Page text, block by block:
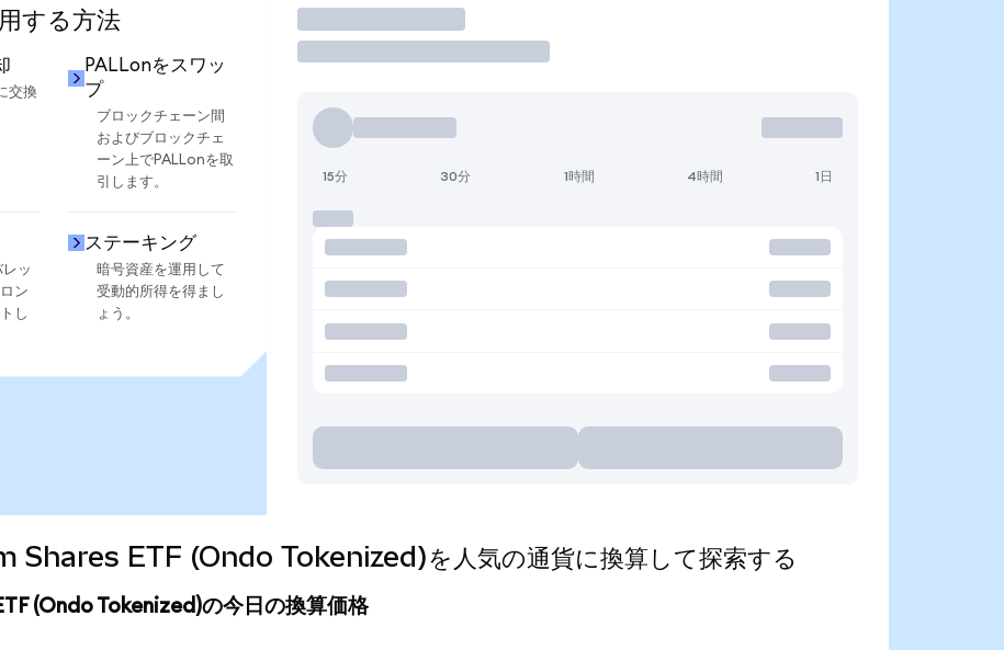
する方法
交換
PALLonをスワッ
プ
ブロックチェーン間
およびブロックチェ
ーン上でPALLonを取
引します。
ッ
ン
し
ステーキング
暗号資産を運用して
受動的所得を得まし
ょう。
取引
15分 30分 1時間 4時間 1日
ETF (Ondo Tokenized)を人気の通貨に換算して探索する
(Ondo Tokenized)の今日の換算価格